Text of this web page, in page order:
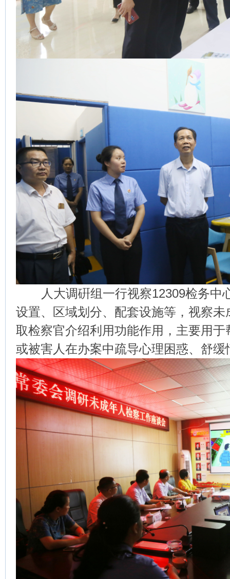
人大调硏组一行视察12309检务中
设置、区域划分、配套设施等，视察
取检察官介绍利用功能作用，主要用
或被害人在办案中疏导心理困惑、舒